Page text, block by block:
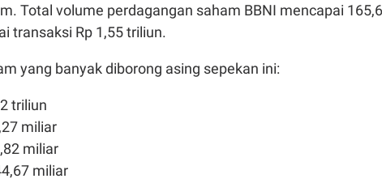
Total volume perdagangan saham BBNI mencapai 165,6
transaksi Rp 1,55 triliun.
yang banyak diborong asing sepekan ini:
triliun
miliar
miliar
miliar